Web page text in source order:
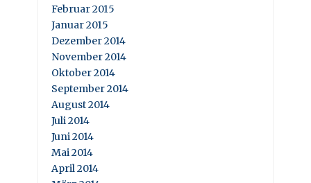
Februar 2015
Januar 2015
Dezember 2014
November 2014
Oktober 2014
September 2014
August 2014
Juli 2014
Juni 2014
Mai 2014
April 2014